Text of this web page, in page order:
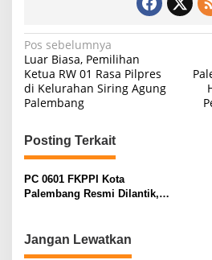
N
a
v
g
a
s
p
o
Pos sebelumnya
Luar Biasa, Pemilihan
Ketua RW 01 Rasa Pilpres
di Kelurahan Siring Agung
Palembang
Posting Terkait
PC 0601 FKPPI Kota
Palembang Resmi Dilantik,
Jangan Lewatkan